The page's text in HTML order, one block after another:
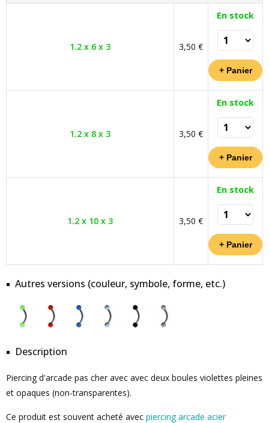
1.2 x 6 x 3 3,50 €
En stock
1.2 x 8 x 3 3,50 €
En stock
1.2 x 10 x 3 3,50 €
En stock
Autres versions (couleur, symbole, forme, etc.)
Description
Piercing d'arcade pas cher avec avec deux boules violettes pleines
et opaques (non-transparentes).
Ce produit est souvent acheté avec piercing arcade acier